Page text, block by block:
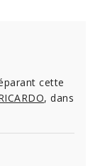
cette
, dans